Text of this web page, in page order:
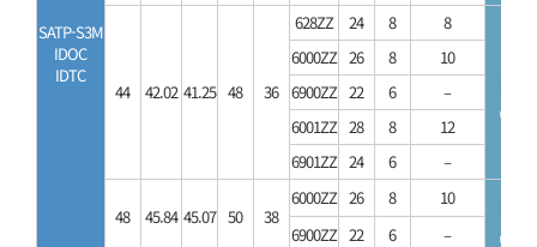
SATP-S3M
IDOC
IDTC
44 42.02 41.25 48 36
628ZZ 24 8
8
6000ZZ 26 8
10
6900ZZ 22 6
–
6001ZZ 28 8
12
6901ZZ 24 6 –
48 45.84 45.07 50 38
6000ZZ 26 8
10
6900ZZ 22 6 –